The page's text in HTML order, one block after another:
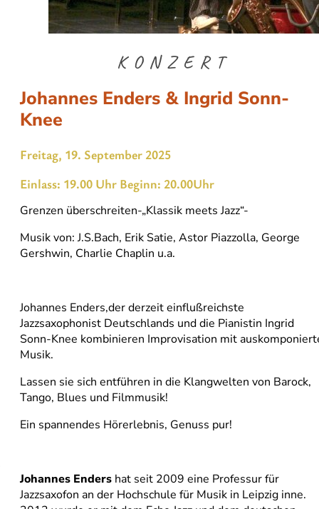
KONZERT
Johannes Enders & Ingrid Sonn-
Knee
Freitag, 19. September 2025
Einlass: 19.00 Uhr Beginn: 20.00Uhr
Grenzen überschreiten-„Klassik meets Jazz“-
Musik von: J.S.Bach, Erik Satie, Astor Piazzolla, George
Gershwin, Charlie Chaplin u.a.
Johannes Enders,der derzeit einflußreichste
Jazzsaxophonist Deutschlands und die Pianistin Ingrid
Sonn-Knee kombinieren Improvisation mit
Musik.
Lassen sie sich entführen in die Klangwelten von Barock,
Tango, Blues und Filmmusik!
Ein spannendes Hörerlebnis, Genuss pur!
Johannes Enders hat seit 2009 eine Professur für
Jazzsaxofon an der Hochschule für Musik in Leipzig inne.